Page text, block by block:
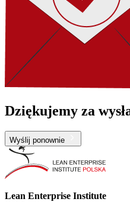
Dziękujemy za
Wyślij ponownie
Lean Enterprise Institute